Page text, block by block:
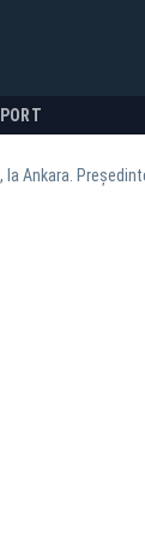
la Ankara.